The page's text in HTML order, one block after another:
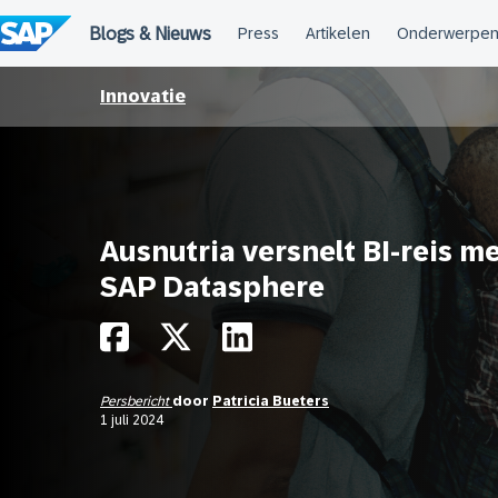
naar
de
inhoud
Innovatie
Ausnutria versnelt BI-reis
SAP Datasphere
Persbericht door Patricia Bueters
1 juli 2024